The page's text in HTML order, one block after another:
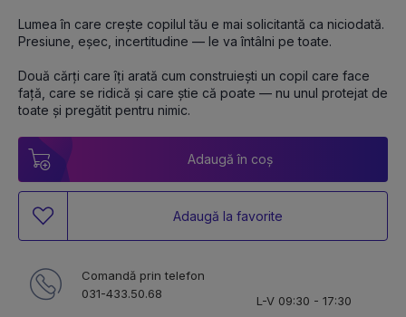
Lumea în care crește copilul tău e mai solicitantă ca niciodată.
Presiune, eșec, incertitudine — le va întâlni pe toate.
Două cărți care îți arată cum construiești un copil care face
față, care se ridică și care știe că poate — nu unul protejat de
toate și pregătit pentru nimic.
Adaugă în coș
Adaugă la favorite
Comandă prin telefon
031-433.50.68
L-V 09:30 - 17:30